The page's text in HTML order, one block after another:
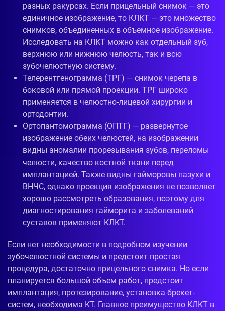
разных ракурсах. Если прицельный снимок — это
единичное изображение, то КЛКТ — это множество
снимков, объединенных в объемное изображение.
Исследовать на КЛКТ можно как отдельный зуб,
верхнюю или нижнюю челюсть, так и всю
зубочелюстную систему.
Телерентгенограмма (ТРГ) — снимок черепа в
боковой или прямой проекции. ТРГ широко
применяется в челюстно-лицевой хирургии и
ортодонтии.
Ортопантомограмма (ОПТГ) — развернутое
изображение обеих челюстей, на изображении
видны аномалии прорезывания зубов, переломы
челюсти, качество костной ткани перед
имплантацией. Также видны гайморовы пазухи и
ВНЧС, однако проекция изображения не позволяет
хорошо рассмотреть образования, поэтому для
диагностирования гайморита и заболеваний
суставов применяют КЛКТ.
Если нет необходимости в подробном изучении
зубочелюстной системы и предстоит простая
процедура, достаточно прицельного снимка. Но если
планируется большой объем работ, предстоит
имплантация, протезирование, установка брекет-
систем, необходима КТ. Главное преимущество КЛКТ в